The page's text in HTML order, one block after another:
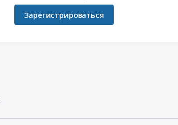
Зарегистрироваться